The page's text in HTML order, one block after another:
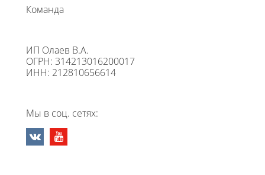
Команда
ИП Олаев В.А.
ОГРН: 314213016200017
ИНН: 212810656614
Мы в соц. сетях: